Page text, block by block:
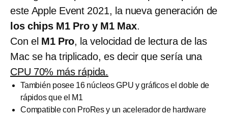
este Apple Event 2021, la nueva generación de
los chips M1 Pro y M1 Max.
Con el M1 Pro, la velocidad de lectura de las
Mac se ha triplicado, es decir que sería una
CPU 70% más rápida.
También posee 16 núcleos GPU y gráficos el doble de
rápidos que el M1
Compatible con ProRes y un acelerador de hardware